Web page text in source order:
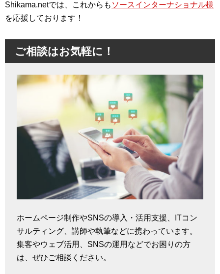
Shikama.netでは、これからも ソースインターナショナル様
を応援しております！
ご相談はお気軽に！
ホームページ制作やSNSの導入・活用支援、ITコン
サルティング、講師や執筆などに携わっています。
集客やウェブ活用、SNSの運用などでお困りの方
は、ぜひご相談ください。